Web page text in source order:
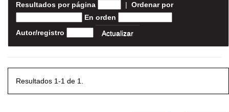
Resultados por página | Ordenar por
En orden
Autor/registro
Resultados 1-1 de 1.